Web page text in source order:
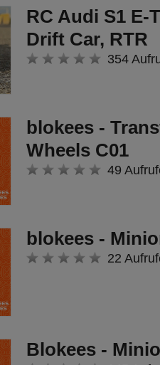
RC Audi S1 E-
Drift Car, RTR
354
blokees -
Wheels C01
49
blokees -
22
Blokees -